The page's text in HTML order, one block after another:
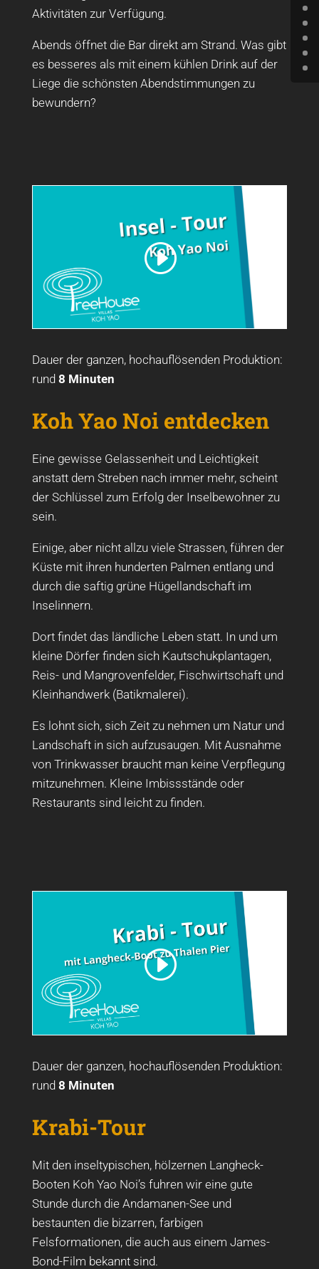
Aktivitäten zur Verfügung.
Abends öffnet die Bar direkt am Strand. Was gibt
es besseres als mit einem kühlen Drink auf der
Liege die schönsten Abendstimmungen zu
bewundern?
Dauer der ganzen, hochauflösenden Produktion:
rund 8 Minuten
Koh Yao Noi entdecken
Eine gewisse Gelassenheit und Leichtigkeit
anstatt dem Streben nach immer mehr, scheint
der Schlüssel zum Erfolg der Inselbewohner zu
sein.
Einige, aber nicht allzu viele Strassen, führen der
Küste mit ihren hunderten Palmen entlang und
durch die saftig grüne Hügellandschaft im
Inselinnern.
Dort findet das ländliche Leben statt. In und um
kleine Dörfer finden sich Kautschukplantagen,
Reis- und Mangrovenfelder, Fischwirtschaft und
Kleinhandwerk (Batikmalerei).
Es lohnt sich, sich Zeit zu nehmen um Natur und
Landschaft in sich aufzusaugen. Mit Ausnahme
von Trinkwasser braucht man keine Verpflegung
mitzunehmen. Kleine Imbissstände oder
Restaurants sind leicht zu finden.
Dauer der ganzen, hochauflösenden Produktion:
rund 8 Minuten
Krabi-Tour
Mit den inseltypischen, hölzernen Langheck-
Booten Koh Yao Noi’s fuhren wir eine gute
Stunde durch die Andamanen-See und
bestaunten die bizarren, farbigen
Felsformationen, die auch aus einem James-
Bond-Film bekannt sind.